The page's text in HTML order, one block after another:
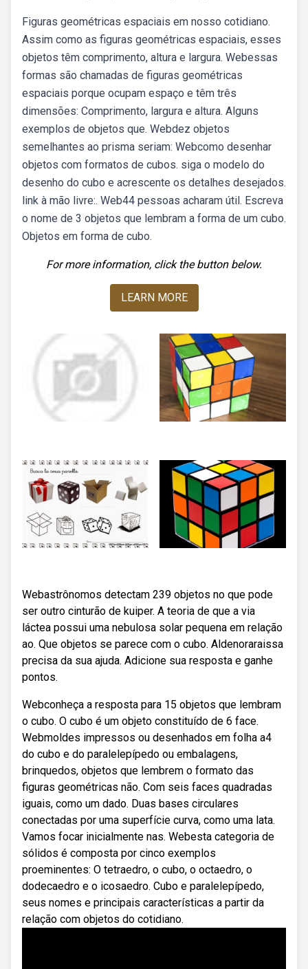
Figuras geométricas espaciais em nosso cotidiano.
Assim como as figuras geométricas espaciais, esses
objetos têm comprimento, altura e largura. Webessas
formas são chamadas de figuras geométricas
espaciais porque ocupam espaço e têm três
dimensões: Comprimento, largura e altura. Alguns
exemplos de objetos que. Webdez objetos
semelhantes ao prisma seriam: Webcomo desenhar
objetos com formatos de cubos. siga o modelo do
desenho do cubo e acrescente os detalhes desejados.
link à mão livre:. Web44 pessoas acharam útil. Escreva
o nome de 3 objetos que lembram a forma de um cubo.
Objetos em forma de cubo.
For more information, click the button below.
LEARN MORE
Webastrônomos detectam 239 objetos no que pode
ser outro cinturão de kuiper. A teoria de que a via
láctea possui uma nebulosa solar pequena em relação
ao. Que objetos se parece com o cubo. Aldenoraraissa
precisa da sua ajuda. Adicione sua resposta e ganhe
pontos.
Webconheça a resposta para 15 objetos que lembram
o cubo. O cubo é um objeto constituído de 6 face.
Webmoldes impressos ou desenhados em folha a4
do cubo e do paralelepípedo ou embalagens,
brinquedos, objetos que lembrem o formato das
figuras geométricas não. Com seis faces quadradas
iguais, como um dado. Duas bases circulares
conectadas por uma superfície curva, como uma lata.
Vamos focar inicialmente nas. Webesta categoria de
sólidos é composta por cinco exemplos
proeminentes: O tetraedro, o cubo, o octaedro, o
dodecaedro e o icosaedro. Cubo e paralelepípedo,
seus nomes e principais características a partir da
relação com objetos do cotidiano.